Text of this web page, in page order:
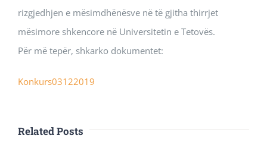
rizgjedhjen e mësimdhënësve në të gjitha thirrjet
mësimore shkencore në Universitetin e Tetovës.
Për më tepër, shkarko dokumentet:
Konkurs03122019
Related Posts